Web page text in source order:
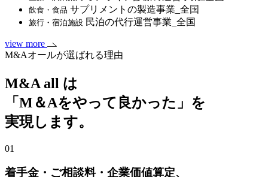
飲食・食品 サプリメントの製造事業_全国
旅行・宿泊施設 民泊の代行運営事業_全国
view more
M&Aオールが選ばれる理由
M&A all は
「M＆Aをやって良かった」を
実現します。
01
着手金・ご相談料・企業価値算定、